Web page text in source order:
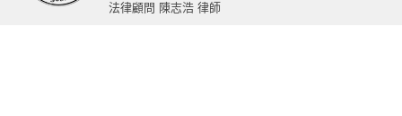
法律顧問 陳志浩 律師